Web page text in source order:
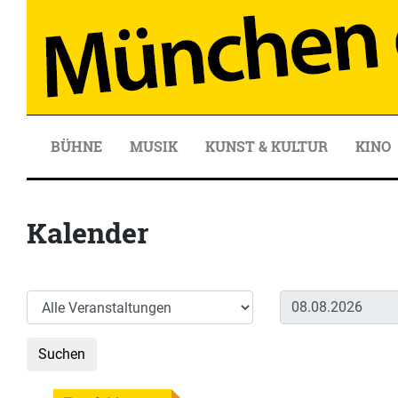
BÜHNE MUSIK KUNST & KULTUR KINO
Kalender